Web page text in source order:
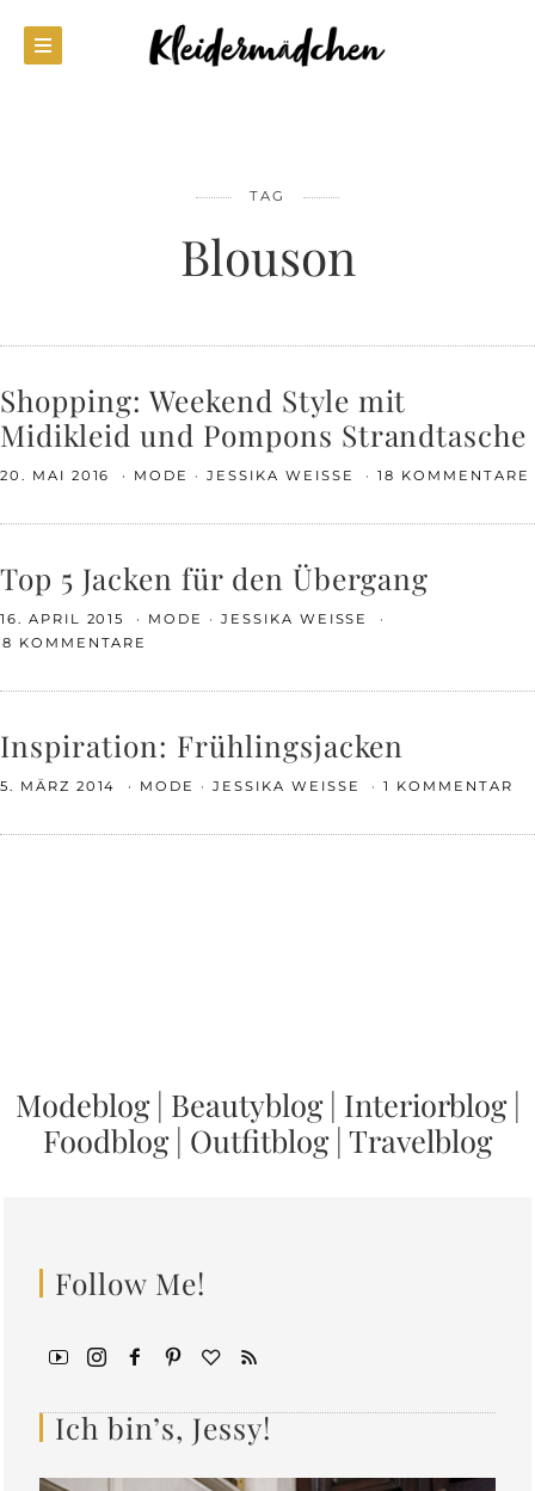
TAG
Blouson
Shopping: Weekend Style mit
Midikleid und Pompons Strandtasche
20. MAI 2016 MODE JESSIKA WEISSE 18 KOMMENTARE
Top 5 Jacken für den Übergang
16. APRIL 2015 MODE
JESSIKA WEISSE
KOMMENTARE
Inspiration: Frühlingsjacken
5. MÄRZ 2014 MODE JESSIKA WEISSE 1 KOMMENTAR
Modeblog| Beautyblog| Interiorblog|
Foodblog| Outfitblog| Travelblog
Follow Me!
Ich bin’s, Jessy!